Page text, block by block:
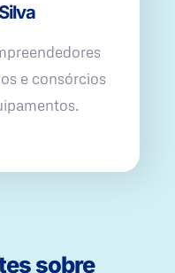
e consórcios
sobre